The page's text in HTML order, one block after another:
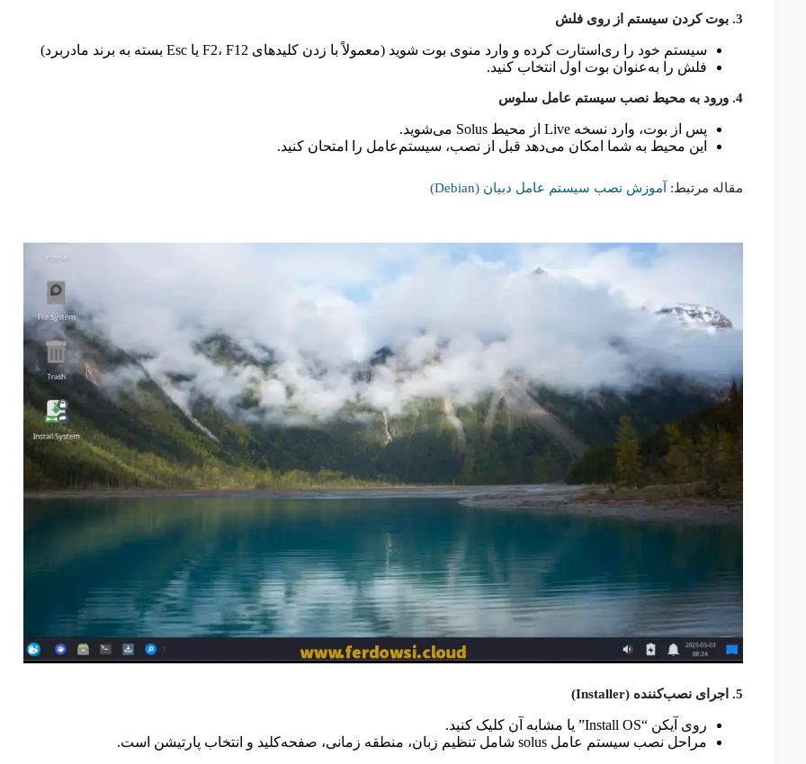
3. بوت کردن سیستم از روی فلش
سیستم خود را ری‌استارت کرده و وارد منوی بوت شوید (معمولاً با زدن کلیدهای F2، F12 یا Esc بسته به برند مادربرد)
فلش را به‌عنوان بوت اول انتخاب کنید.
4. ورود به محیط نصب سیستم‌ عامل سلوس
پس از بوت، وارد نسخه Live از محیط Solus می‌شوید.
این محیط به شما امکان می‌دهد قبل از نصب، سیستم‌عامل را امتحان کنید.
مقاله مرتبط: آموزش نصب سیستم عامل دبیان (Debian)
5. اجرای نصب‌کننده (Installer)
روی آیکن “Install OS” یا مشابه آن کلیک کنید.
مراحل نصب سیستم‌ عامل solus شامل تنظیم زبان، منطقه زمانی، صفحه‌کلید و انتخاب پارتیشن است.